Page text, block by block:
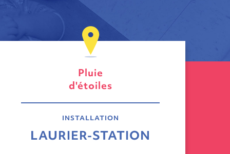
Pluie
d'étoiles
INSTALLATION
LAURIER-STATION